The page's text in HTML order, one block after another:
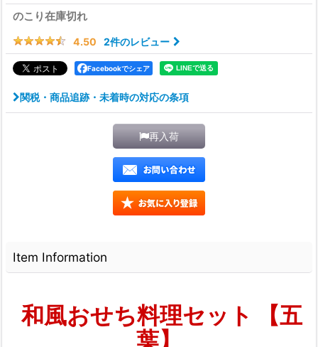
のこり在庫切れ
4.50 2件のレビュー
Facebookでシェア
関税・商品追跡・未着時の対応の条項
再入荷
Item Information
和風おせち料理セット 【五
葉】